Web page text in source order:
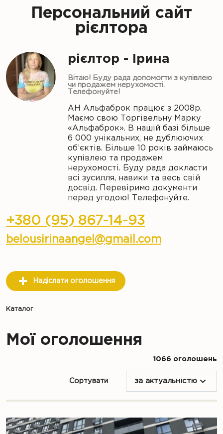
Персональний сайт
рієлтора
рієлтор - Ірина
Вітаю! Буду рада допомогти з купівлею
чи продажем нерухомості.
Телефонуйте!
АН Альфаброк працює з 2008р.
Маємо свою Торгівельну Марку
«Альфаброк». В нашій базі більше
6 000 унікальних, не дублюючих
об’єктів. Більше 10 років займаюсь
купівлею та продажем
нерухомості. Буду рада докласти
всі зусилля, навики та весь свій
досвід. Перевіримо документи
перед угодою! Телефонуйте.
+380 (95) 867-14-93
belousirinaangel@gmail.com
Надіслати оголошення
Каталог
Мої оголошення
1066 оголошень
Сортувати за актуальністю